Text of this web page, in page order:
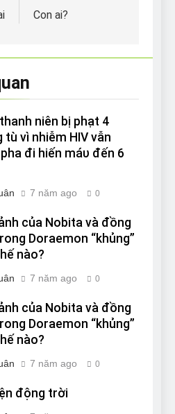
Con ai?
niên bị phạt 4
tù vì nhiễm HIV vẫn
đi hiến máυ đến 6
7 năm ago 0
của Nobita và đồng
Doraemon “khủng”
nào?
7 năm ago 0
của Nobita và đồng
Doraemon “khủng”
nào?
7 năm ago 0
động trời